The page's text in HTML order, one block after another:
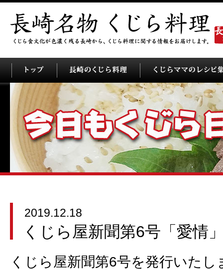
2019.12.18
くじら屋新聞第6号「愛情
くじら屋新聞第6号を発行いた